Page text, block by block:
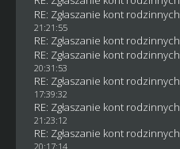
RE: Zgłaszanie kont rodzinnych
21:21:55
RE: Zgłaszanie kont rodzinnych
RE: Zgłaszanie kont rodzinnych
20:31:53
RE: Zgłaszanie kont rodzinnych
17:39:32
RE: Zgłaszanie kont rodzinnych
21:23:12
RE: Zgłaszanie kont rodzinnych
20:17:14